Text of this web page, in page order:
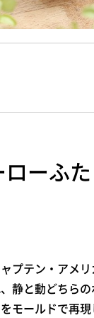
ーふた
プテン・アメ
静と動どちら
モールドで再